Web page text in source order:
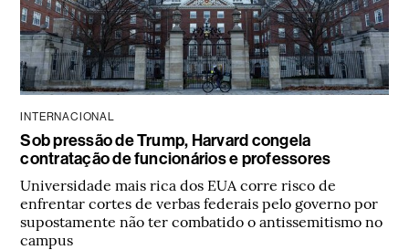
INTERNACIONAL
Sob pressão de Trump, Harvard congela
contratação de funcionários e professores
Universidade mais rica dos EUA corre risco de
enfrentar cortes de verbas federais pelo governo por
supostamente não ter combatido o antissemitismo no
campus